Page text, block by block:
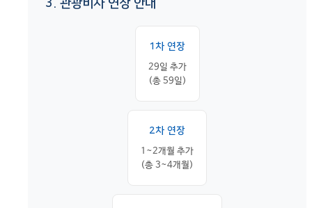
3. 관광비자 연장 안내
1차 연장
29일 추가
(총 59일)
2차 연장
1~2개월 추가
(총 3~4개월)